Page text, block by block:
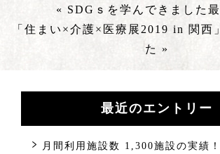
« SDGｓを学んできました
「住まい×介護×医療展2019 in 関西
た »
最近のエントリー
月間利用施設数 1,300施設の実績